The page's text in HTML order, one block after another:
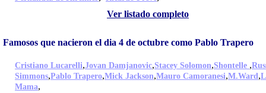
Ver listado completo
Famosos que nacieron el dia 4 de octubre como Pablo Trapero
Cristiano Lucarelli,Jovan Damjanovic,Stacey Solomon,Shontelle ,
Simmons,Pablo Trapero,Mick Jackson,Mauro Camoranesi,M.Ward,
Mama,